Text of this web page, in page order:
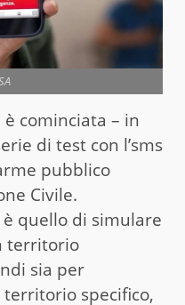
cominciata – in
di test con l’sms
pubblico
Civile.
quello di simulare
territorio
sia per
territorio specifico,